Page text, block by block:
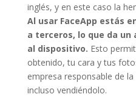
inglés, y en este caso la
Al usar FaceApp estás
a terceros, lo que da
al dispositivo. Esto
obtenido, tu cara y tus
empresa responsable de
incluso vendiéndolo.